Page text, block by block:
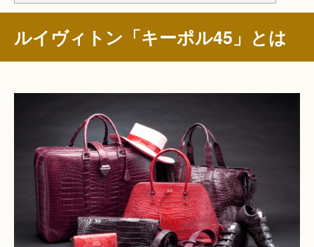
ルイヴィトン「キーポル45」とは